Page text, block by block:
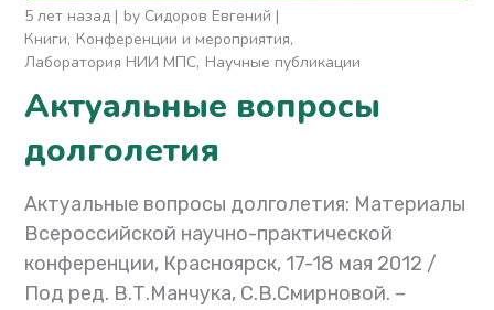
5 лет назад by Сидоров Евгений
Книги Конференции и мероприятия
Лаборатория НИИ МПС Научные публикации
Актуальные вопросы
долголетия
Актуальные вопросы долголетия: Материалы
Всероссийской научно-практической
конференции, Красноярск, 17-18 мая 2012 /
Под ред. В.Т.Манчука, С.В.Смирновой. –